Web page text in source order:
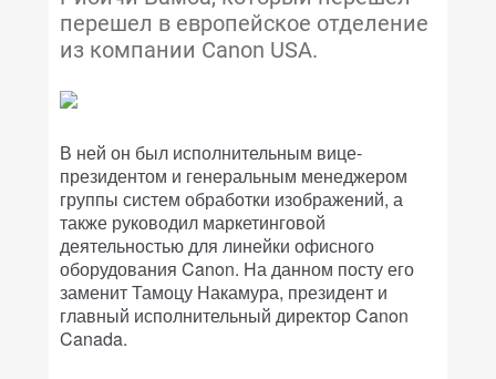
перешел в европейское отделение
из компании Canon USA.
В ней он был исполнительным вице-
президентом и генеральным менеджером
группы систем обработки изображений, а
также руководил маркетинговой
деятельностью для линейки офисного
оборудования Canon. На данном посту его
заменит Тамоцу Накамура, президент и
главный исполнительный директор Canon
Canada.